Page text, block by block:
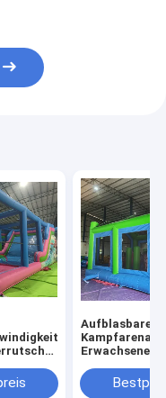
Aufblasbare
Kampfarena
Erwachsene
Aufblasbare
Gladiatoren